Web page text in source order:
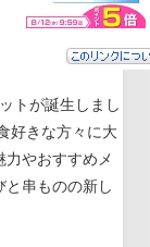
トが誕生しまし
好きな方々に大
力やおすすめメ
と串ものの新し